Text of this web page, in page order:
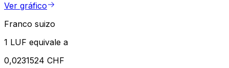
Ver gráfico
Franco suizo
1 LUF equivale a
0,0231524 CHF